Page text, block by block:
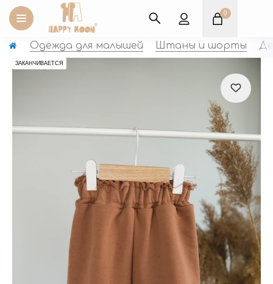
0
Оплата картой
Одежда для малышей Штаны и шорты
ЗАКАНЧИВАЕТСЯ